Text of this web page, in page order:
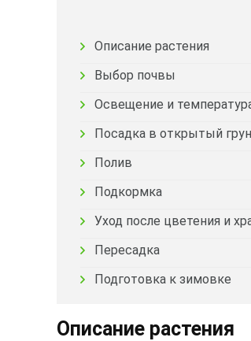
Описание растения
Выбор почвы
Освещение и
Посадка в открытый
Полив
Подкормка
Уход после цветения и
Пересадка
Подготовка к зимовке
Описание растения